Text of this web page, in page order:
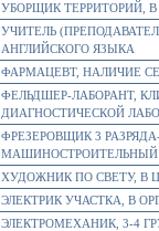
УБОРЩИК ТЕРРИТОРИЙ,
УЧИТЕЛЬ
АНГЛИЙСКОГО ЯЗЫКА
ФАРМАЦЕВТ, НАЛИЧИЕ
ФЕЛЬДШЕР-ЛАБОРАНТ,
ДИАГНОСТИЧЕСКОЙ
ФРЕЗЕРОВЩИК 3 РАЗРЯДА-
МАШИНОСТРОИТЕЛЬНЫЙ
ХУДОЖНИК ПО СВЕТУ, В
ЭЛЕКТРИК УЧАСТКА, В
ЭЛЕКТРОМЕХАНИК, 3-4